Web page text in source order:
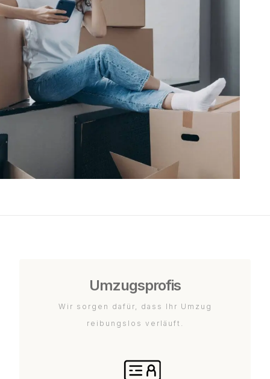
Umzugsprofis
Wir sorgen dafür, dass Ihr Umzug
reibungslos verläuft.